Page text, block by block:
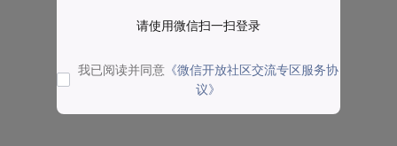
请使用微信扫一扫登录
我已阅读并同意 《微信开放社区交流专区服务协
议》